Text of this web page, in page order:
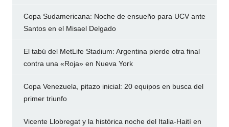
Copa Sudamericana: Noche de ensueño para UCV ante
Santos en el Misael Delgado
El tabú del MetLife Stadium: Argentina pierde otra final
contra una «Roja» en Nueva York
Copa Venezuela, pitazo inicial: 20 equipos en busca del
primer triunfo
Vicente Llobregat y la histórica noche del Italia-Haití en